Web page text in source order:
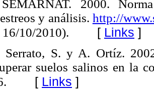
SEMARNAT. 2000.
y análisis. http://
16/10/2010). [ Links ]
Serrato, S. y A. Ortíz.
suelos salinos en la
[ Links ]